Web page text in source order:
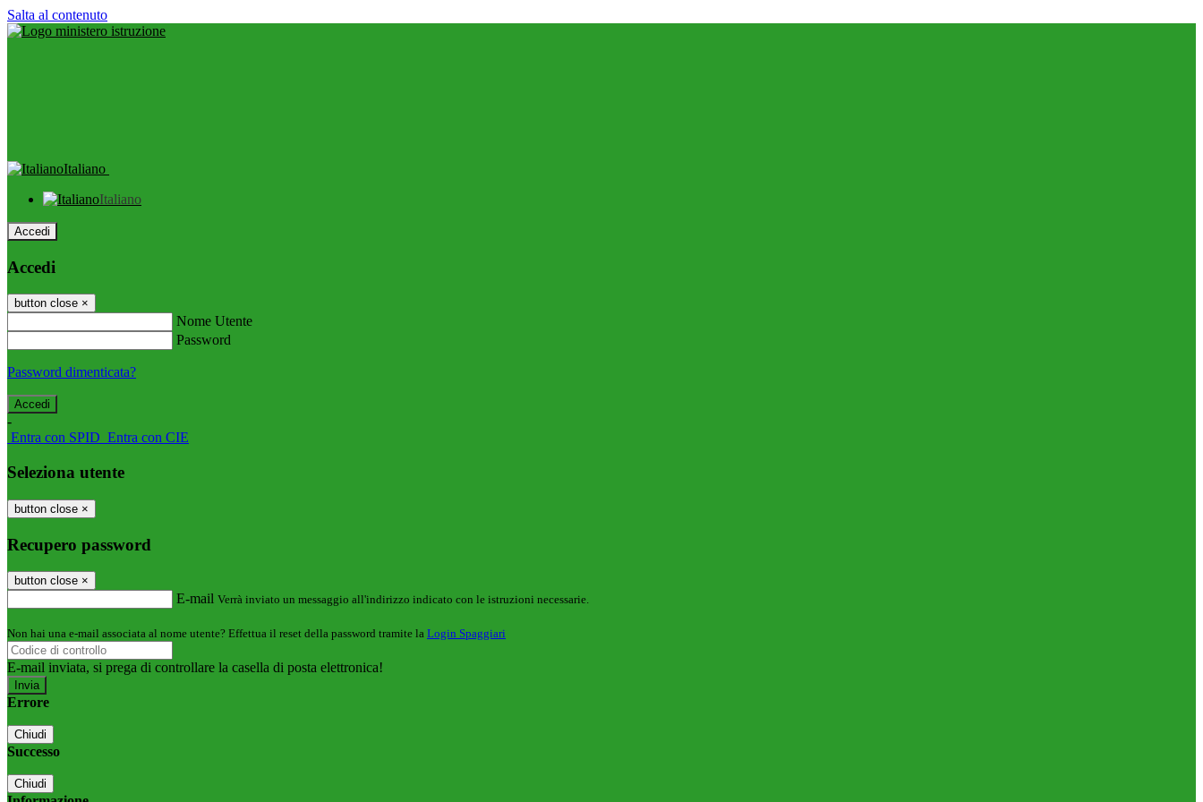
Salta al contenuto
Italiano
Italiano
Accedi
Accedi
button close ×
Nome Utente
Password
Password dimenticata?
-
Entra con SPID Entra con CIE
Seleziona utente
button close ×
Recupero password
button close ×
E-mail Verrà inviato un messaggio all'indirizzo indicato con le istruzioni necessarie.
Non hai una e-mail associata al nome utente? Effettua il reset della password tramite la Login Spaggiari
E-mail inviata, si prega di controllare la casella di posta elettronica!
Errore
Chiudi
Successo
Chiudi